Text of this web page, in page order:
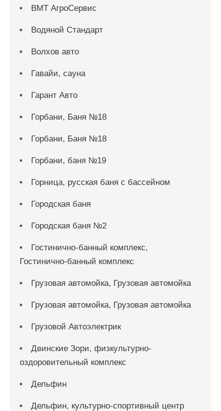
ВМТ АгроСервис
Водяной Стандарт
Волхов авто
Гавайи, сауна
Гарант Авто
Горбани, Баня №18
Горбани, Баня №18
Горбани, баня №19
Горница, русская баня с бассейном
Городская баня
Городская баня №2
Гостинично-банный комплекс,
Гостинично-банный комплекс
Грузовая автомойка, Грузовая автомойка
Грузовая автомойка, Грузовая автомойка
Грузовой Автоэлектрик
Двинские Зори, физкультурно-
оздоровительный комплекс
Дельфин
Дельфин, культурно-спортивный центр